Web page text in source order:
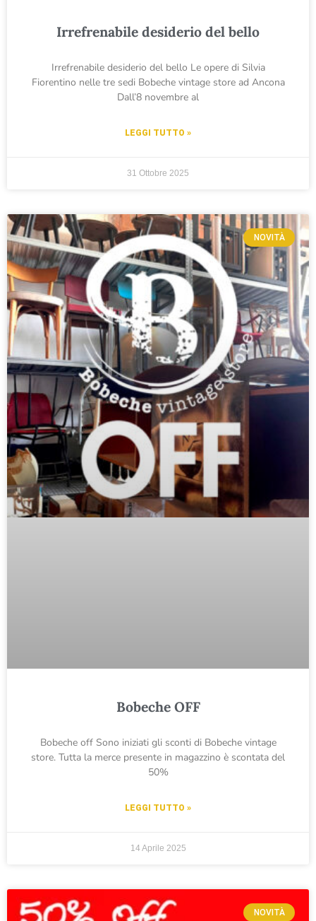
Irrefrenabile desiderio del bello
Irrefrenabile desiderio del bello Le opere di Silvia
Fiorentino nelle tre sedi Bobeche vintage store ad Ancona
Dall’8 novembre al
LEGGI TUTTO »
31 Ottobre 2025
NOVITÀ
Bobeche OFF
Bobeche off Sono iniziati gli sconti di Bobeche vintage
store. Tutta la merce presente in magazzino è scontata del
50%
LEGGI TUTTO »
14 Aprile 2025
NOVITÀ